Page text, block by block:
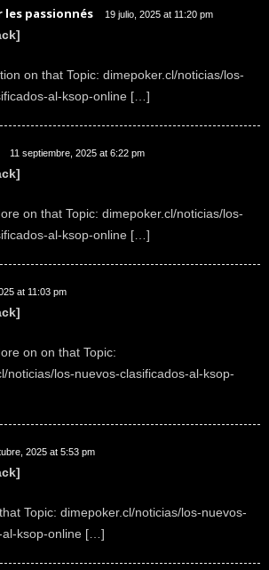
les passionnés 19 julio, 2025 at 11:20 pm
on that Topic: dimepoker.cl/noticias/los-
al-ksop-online […]
11 septiembre, 2025 at 6:22 pm
on that Topic: dimepoker.cl/noticias/los-
al-ksop-online […]
at 11:03 pm
on on that Topic:
noticias/los-nuevos-clasificados-al-ksop-
2025 at 5:53 pm
Topic: dimepoker.cl/noticias/los-nuevos-
al-ksop-online […]